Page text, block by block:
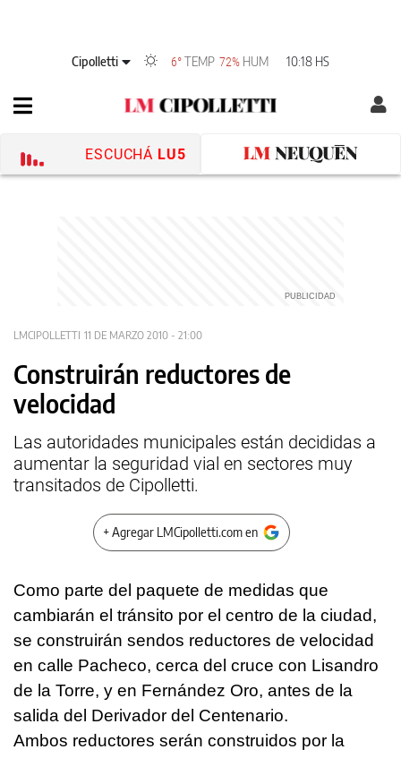
Cipolletti 6°TEMP 72% HUM 10:18 HS
ESCUCHÁ LU5
LMCIPOLLETTI 11 DE MARZO 2010 - 21:00
Construirán reductores de
velocidad
Las autoridades municipales están decididas a
aumentar la seguridad vial en sectores muy
transitados de Cipolletti.
+ Agregar LMCipolletti.com en
Como parte del paquete de medidas que
cambiarán el tránsito por el centro de la ciudad,
se construirán sendos reductores de velocidad
en calle Pacheco, cerca del cruce con Lisandro
de la Torre, y en Fernández Oro, antes de la
salida del Derivador del Centenario.
Ambos reductores serán construidos por la